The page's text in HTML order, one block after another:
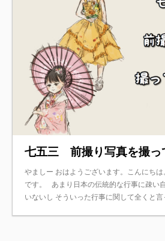
七五三 前撮り写真を撮っ
やましー おはようございます。こんにち
です。 あまり日本の伝統的な行事に疎い
いないし そういった行事に関して全くと言